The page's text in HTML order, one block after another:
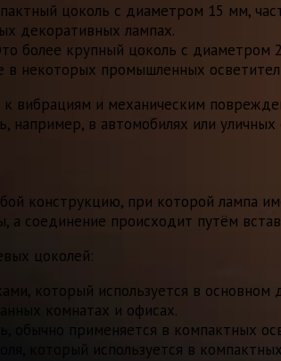
цоколь с диаметром 15 мм,
декоративных лампах.
более крупный цоколь с диаметром
в некоторых промышленных
к вибрациям и механическим
например, в автомобилях или уличных
конструкцию, при которой лампа
а соединение происходит путём
цоколей:
который используется в
комнатах и офисах.
обычно применяется в компактных
который используется в